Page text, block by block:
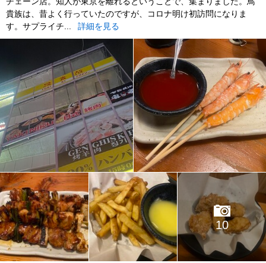
貴族は、昔よく行っていたのですが、コロナ明け初訪問になりま
す。サプライチ...
詳細を見る
10